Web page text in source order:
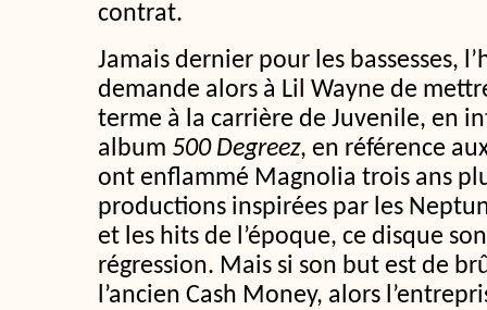
contrat.
Jamais dernier pour les bassesses,
demande alors à Lil Wayne de
terme à la carrière de Juvenile, en
album 500 Degreez, en référence
ont enflammé Magnolia trois ans
productions inspirées par les
et les hits de l’époque, ce disque
régression. Mais si son but est de
l’ancien Cash Money, alors